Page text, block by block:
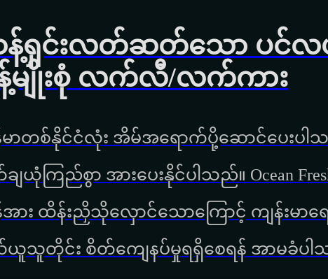
ရှင်းလတ်ဆတ်သော ပင်လ
မျိုးစုံ လက်လီ/လက်ကား
န်မာတစ်နိုင်ငံလုံး အိမ်အရောက်ပို့ဆောင်ပေးပါ
ျယုံကြည်စွာ အားပေးနိုင်ပါသည်။ Ocean
အား ထိန်းညှိသိုလှောင်သောကြောင့် ကျန်း
သူတိုင်း စိတ်ကျေနပ်မှုရရှိစေရန် အာမခံပါ